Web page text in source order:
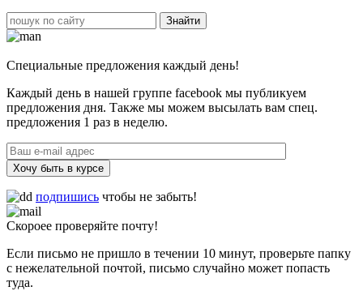
Специальные предложения каждый день!
Каждый день в нашей группе facebook мы публикуем
предложения дня. Также мы можем высылать вам спец.
предложения 1 раз в неделю.
Хочу быть в курсе
подпишись чтобы не забыть!
Скороее проверяйте почту!
Если письмо не пришло в течении 10 минут, проверьте папку
с нежелательной почтой, письмо случайно может попасть
туда.